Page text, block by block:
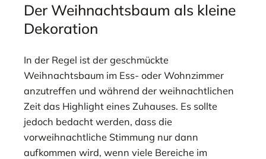
Der Weihnachtsbaum als kleine
Dekoration
In der Regel ist der geschmückte
Weihnachtsbaum im Ess- oder Wohnzimmer
anzutreffen und während der weihnachtlichen
Zeit das Highlight eines Zuhauses. Es sollte
jedoch bedacht werden, dass die
vorweihnachtliche Stimmung nur dann
aufkommen wird, wenn viele Bereiche im